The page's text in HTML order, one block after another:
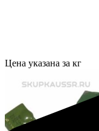
Цена указана за кг